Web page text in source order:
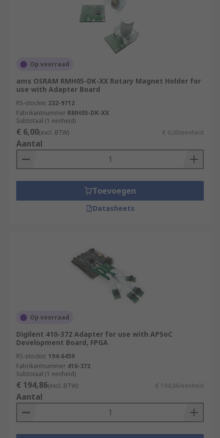
Op voorraad
ams OSRAM RMH05-DK-XX Rotary Magnet Holder for
use with Adapter Board
RS-stocknr. 232-9712
Fabrikantnummer RMH05-DK-XX
Subtotaal (1 eenheid)
€ 6,00(excl. BTW) € 6,00/eenheid
Aantal
Toevoegen
Datasheets
Op voorraad
Digilent 410-372 Adapter for use with APSoC
Development Board, FPGA
RS-stocknr. 194-6459
Fabrikantnummer 410-372
Subtotaal (1 eenheid)
€ 194,86(excl. BTW) € 194,86/eenheid
Aantal